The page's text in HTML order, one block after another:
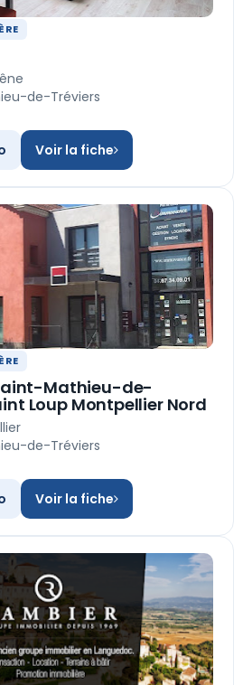
de-Tréviers
Voir la fiche
Mathieu-de-
Loup Montpellier Nord
de-Tréviers
Voir la fiche